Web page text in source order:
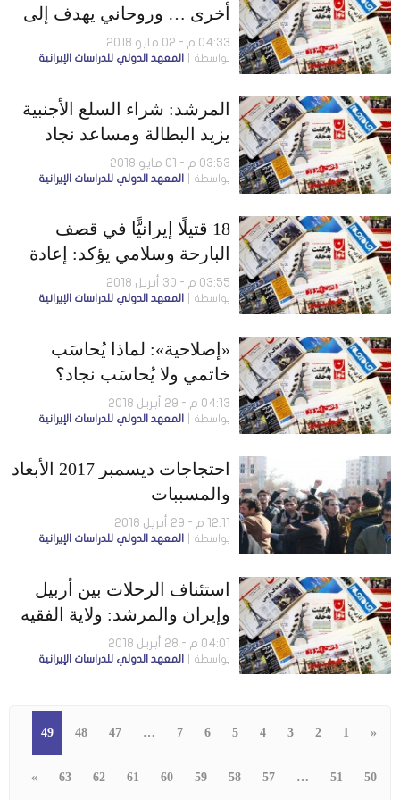
أخرى … وروحاني يهدف إلى
تبرئة نفسه من خلال انتقاده
وزراءه
04:33 م - 02 مايو 2018
بواسطة المعهد الدولي للدراسات الإيرانية
المرشد: شراء السلع الأجنبية
يزيد البطالة ومساعد نجاد
على وشك الموت
03:53 م - 01 مايو 2018
بواسطة المعهد الدولي للدراسات الإيرانية
18 قتيلًا إيرانيًّا في قصف
البارحة وسلامي يؤكد: إعادة
العقوبات لن تُربِك نظامنا
03:55 م - 30 أبريل 2018
بواسطة المعهد الدولي للدراسات الإيرانية
«إصلاحية»: لماذا يُحاسَب
خاتمي ولا يُحاسَب نجاد؟
وحملات قرصنة تطال عِدة
نُشطاء
04:13 م - 29 أبريل 2018
بواسطة المعهد الدولي للدراسات الإيرانية
احتجاجات ديسمبر 2017 الأبعاد
والمسببات
12:11 م - 29 أبريل 2018
بواسطة المعهد الدولي للدراسات الإيرانية
استئناف الرحلات بين أربيل
وإيران والمرشد: ولاية الفقيه
سبب صمودنا
04:01 م - 28 أبريل 2018
بواسطة المعهد الدولي للدراسات الإيرانية
«
1
2
3
4
5
6
7
…
47
48
49
50
51
…
57
58
59
60
61
62
63
»